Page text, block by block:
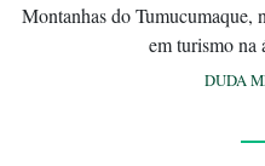
Montanhas do Tumucumaque,
em turismo na
DUDA